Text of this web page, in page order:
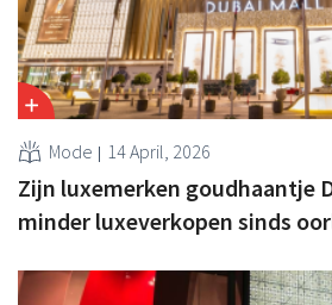
Mode 14 April, 2026
Zijn luxemerken goudhaantje
minder luxeverkopen sinds